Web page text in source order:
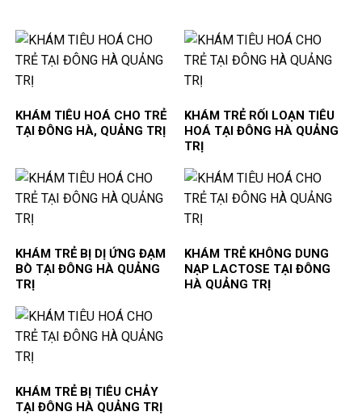
KHÁM TIÊU HOÁ CHO TRẺ
TẠI ĐÔNG HÀ, QUẢNG TRỊ
KHÁM TRẺ RỐI LOẠN TIÊU
HOÁ TẠI ĐÔNG HÀ QUẢNG
TRỊ
KHÁM TRẺ BỊ DỊ ỨNG ĐẠM
BÒ TẠI ĐÔNG HÀ QUẢNG
TRỊ
KHÁM TRẺ KHÔNG DUNG
NẠP LACTOSE TẠI ĐÔNG
HÀ QUẢNG TRỊ
KHÁM TRẺ BỊ TIÊU CHẢY
TẠI ĐÔNG HÀ QUẢNG TRỊ